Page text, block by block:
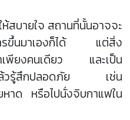
สบายใจ สถานที่นั้นอาจจะ
ารขึ้นมาเองก็ได้ แต่สิ่ง
เพียงคนเดียว และเป็น
ยู่แล้วรู้สึกปลอดภัย เช่น
หาด หรือไปนั่งจิบกาแฟใน